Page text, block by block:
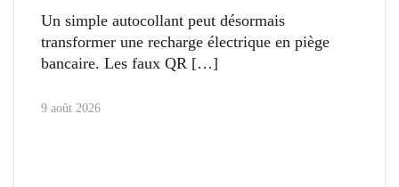
Un simple autocollant peut désormais
transformer une recharge électrique en piège
bancaire. Les faux QR
9 août 2026